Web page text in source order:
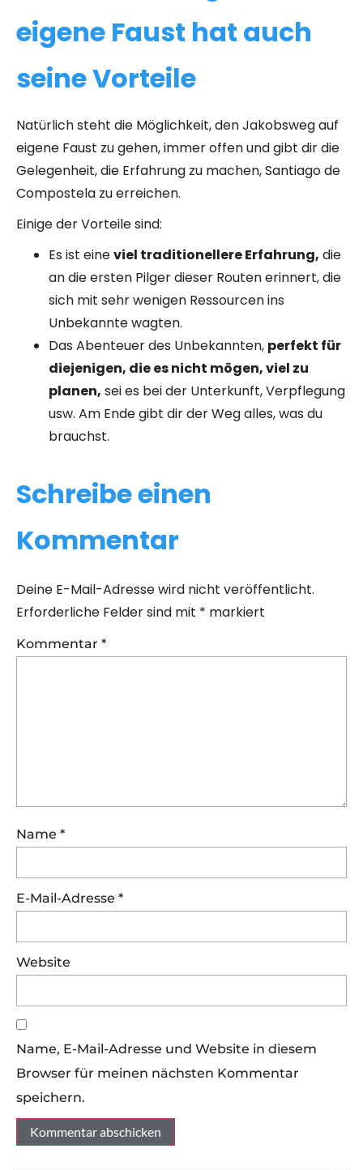
eigene Faust hat auch
seine Vorteile
Natürlich steht die Möglichkeit, den Jakobsweg auf
eigene Faust zu gehen, immer offen und gibt dir die
Gelegenheit, die Erfahrung zu machen, Santiago de
Compostela zu erreichen.
Einige der Vorteile sind:
Es ist eineviel traditionellere Erfahrung, die
an die ersten Pilger dieser Routen erinnert, die
sich mit sehr wenigen Ressourcen ins
Unbekannte wagten.
Das Abenteuer des Unbekannten, perfekt für
diejenigen, die es nicht mögen, viel zu
planen, sei es bei der Unterkunft, Verpflegung
usw. Am Ende gibt dir der Weg alles, was du
brauchst.
Schreibe einen
Kommentar
Deine E-Mail-Adresse wird nicht veröffentlicht.
Erforderliche Felder sind mit * markiert
Kommentar *
Name *
E-Mail-Adresse *
Website
Name, E-Mail-Adresse und Website in diesem
Browser für meinen nächsten Kommentar
speichern.